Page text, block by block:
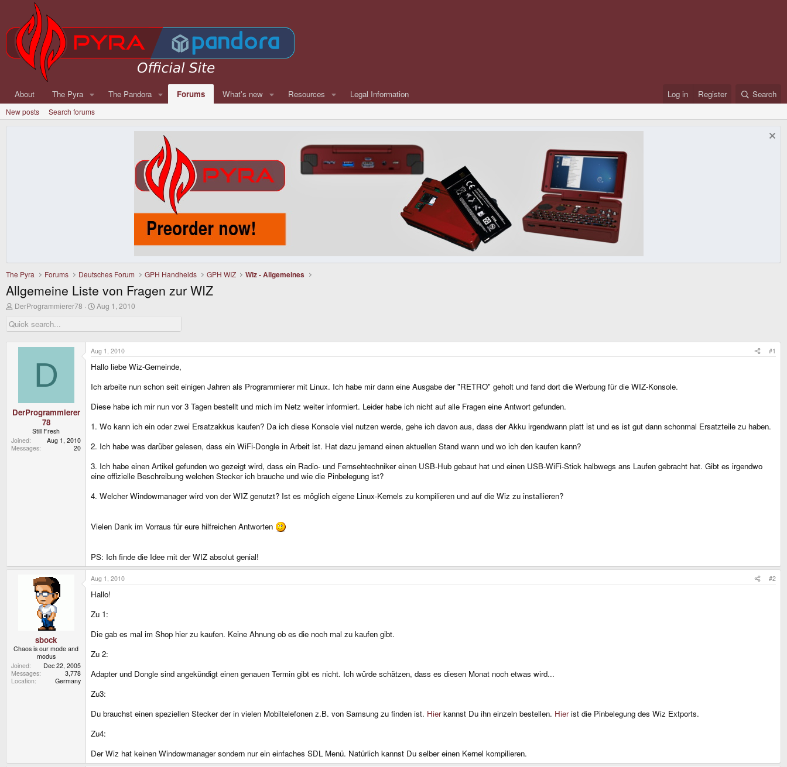
About The Pyra The Pandora Forums What's new Resources Legal Information Log in Register Search
New posts Search forums
The Pyra Forums Deutsches Forum GPH Handhelds GPH WIZ Wiz - Allgemeines
Allgemeine Liste von Fragen zur WIZ
T
r
e
r
DerProgrammierer78
S
r
t
d
a
t
Aug 1, 2010
D
DerProgrammierer
78
Still Fresh
Joined
Aug 1, 2010
Messages
20
Aug 1, 2010 #1
Hallo liebe Wiz-Gemeinde,
Ich arbeite nun schon seit einigen Jahren als Programmierer mit Linux. Ich habe mir dann eine Ausgabe der "RETRO" geholt und fand dort die Werbung für die WIZ-Konsole.
Diese habe ich mir nun vor 3 Tagen bestellt und mich im Netz weiter informiert. Leider habe ich nicht auf alle Fragen eine Antwort gefunden.
1. Wo kann ich ein oder zwei Ersatzakkus kaufen? Da ich diese Konsole viel nutzen werde, gehe ich davon aus, dass der Akku irgendwann platt ist und es ist gut dann schonmal Ersatzteile zu haben.
2. Ich habe was darüber gelesen, dass ein WiFi-Dongle in Arbeit ist. Hat dazu jemand einen aktuellen Stand wann und wo ich den kaufen kann?
3. Ich habe einen Artikel gefunden wo gezeigt wird, dass ein Radio- und Fernsehtechniker einen USB-Hub gebaut hat und einen USB-WiFi-Stick halbwegs ans Laufen gebracht hat. Gibt es irgendwo
eine offizielle Beschreibung welchen Stecker ich brauche und wie die Pinbelegung ist?
4. Welcher Windowmanager wird von der WIZ genutzt? Ist es möglich eigene Linux-Kernels zu kompilieren und auf die Wiz zu installieren?
Vielen Dank im Vorraus für eure hilfreichen Antworten
PS: Ich finde die Idee mit der WIZ absolut genial!
sbock
Chaos is our mode and
modus
Joined
Dec 22, 2005
Messages
3,778
Location
Germany
Aug 1, 2010 #2
Hallo!
Zu 1:
Die gab es mal im Shop hier zu kaufen. Keine Ahnung ob es die noch mal zu kaufen gibt.
Zu 2:
Adapter und Dongle sind angekündigt einen genauen Termin gibt es nicht. Ich würde schätzen, dass es diesen Monat noch etwas wird...
Zu3:
Du brauchst einen speziellen Stecker der in vielen Mobiltelefonen z.B. von Samsung zu finden ist. Hierkannst Du ihn einzeln bestellen. Hierist die Pinbelegung des Wiz Extports.
Zu4:
Der Wiz hat keinen Windowmanager sondern nur ein einfaches SDL Menü. Natürlich kannst Du selber einen Kernel kompilieren.